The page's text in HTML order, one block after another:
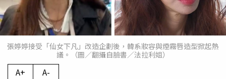
張婷婷接受「仙女下凡」改造企劃後，韓系妝容與煙霧唇造型掀起熱
議。（圖／翻攝自臉書／法拉利姐）
A+ A-